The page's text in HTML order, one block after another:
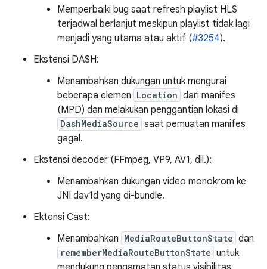
Memperbaiki bug saat refresh playlist HLS
terjadwal berlanjut meskipun playlist tidak lagi
menjadi yang utama atau aktif (#3254).
Ekstensi DASH:
Menambahkan dukungan untuk mengurai
beberapa elemen Location dari manifes
(MPD) dan melakukan penggantian lokasi di
DashMediaSource saat pemuatan manifes
gagal.
Ekstensi decoder (FFmpeg, VP9, AV1, dll.):
Menambahkan dukungan video monokrom ke
JNI dav1d yang di-bundle.
Ektensi Cast:
Menambahkan MediaRouteButtonState dan
rememberMediaRouteButtonState untuk